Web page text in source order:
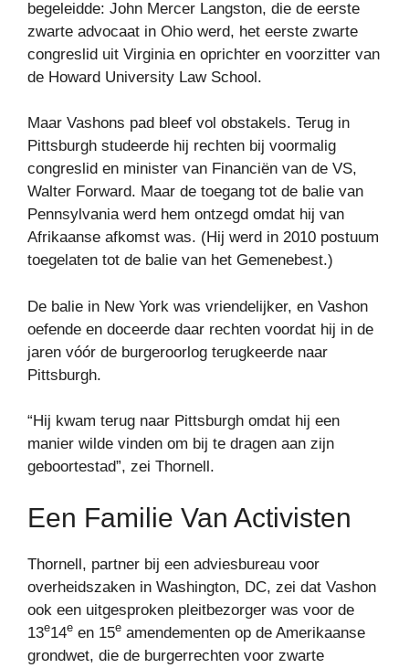
begeleidde: John Mercer Langston, die de eerste
zwarte advocaat in Ohio werd, het eerste zwarte
congreslid uit Virginia en oprichter en voorzitter van
de Howard University Law School.
Maar Vashons pad bleef vol obstakels. Terug in
Pittsburgh studeerde hij rechten bij voormalig
congreslid en minister van Financiën van de VS,
Walter Forward. Maar de toegang tot de balie van
Pennsylvania werd hem ontzegd omdat hij van
Afrikaanse afkomst was. (Hij werd in 2010 postuum
toegelaten tot de balie van het Gemenebest.)
De balie in New York was vriendelijker, en Vashon
oefende en doceerde daar rechten voordat hij in de
jaren vóór de burgeroorlog terugkeerde naar
Pittsburgh.
“Hij kwam terug naar Pittsburgh omdat hij een
manier wilde vinden om bij te dragen aan zijn
geboortestad”, zei Thornell.
Een Familie Van Activisten
Thornell, partner bij een adviesbureau voor
overheidszaken in Washington, DC, zei dat Vashon
ook een uitgesproken pleitbezorger was voor de
13e14e en 15e amendementen op de Amerikaanse
grondwet, die de burgerrechten voor zwarte